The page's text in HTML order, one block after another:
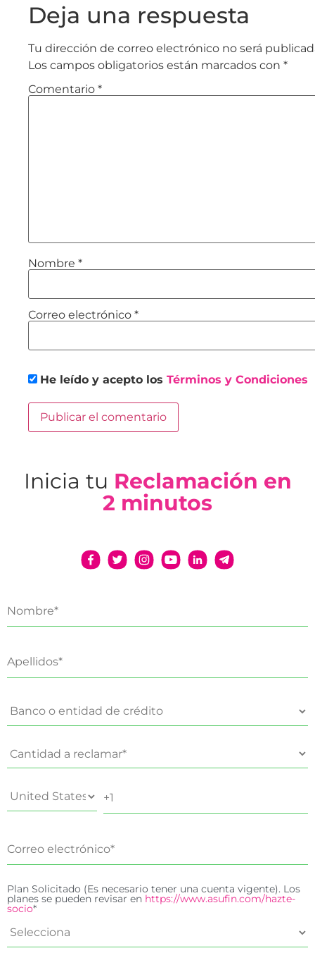
Deja una respuesta
Tu dirección de correo electrónico no será
Los campos obligatorios están marcados con *
Comentario *
Nombre *
Correo electrónico *
He leído y acepto los Términos y Condiciones
Inicia tu Reclamación en
2 minutos
Plan Solicitado (Es necesario tener una cuenta vigente). Los
planes se pueden revisar en https://www.asufin.com/hazte-
socio*